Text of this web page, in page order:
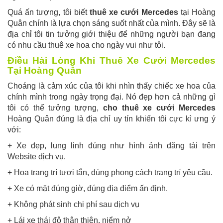
Quá ấn tượng, tôi biếtthuê xe cưới Mercedestại Hoàng
Quân chính là lựa chọn sáng suốt nhất của mình. Đây sẽ là
địa chỉ tôi tin tưởng giới thiệu để những người bạn đang
có nhu cầu thuê xe hoa cho ngày vui như tôi.
Điều Hài Lòng Khi Thuê Xe Cưới Mercedes
Tại Hoàng Quân
Choáng là cảm xúc của tôi khi nhìn thấy chiếc xe hoa của
chính mình trong ngày trọng đại. Nó đẹp hơn cả những gì
tôi có thể tưởng tượng, cho thuê xe cưới Mercedes
Hoàng Quân đúng là địa chỉ uy tín khiến tôi cực kì ưng ý
với:
+ Xe đẹp, lung linh đúng như hình ảnh đăng tải trên
Website dịch vụ.
+ Hoa trang trí tươi tắn, đúng phong cách trang trí yêu cầu.
+ Xe có mặt đúng giờ, đúng địa điểm ấn định.
+ Không phát sinh chi phí sau dịch vụ
+ Lái xe thái độ thân thiện, niểm nở